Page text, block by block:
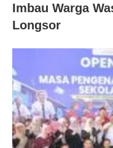
Imbau Warga
Longsor